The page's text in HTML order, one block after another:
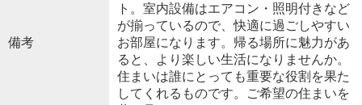
備考
ト。室内設備はエアコン・照明付きなど
が揃っているので、快適に過ごしやすい
お部屋になります。帰る場所に魅力があ
ると、より楽しい生活になりませんか。
住まいは誰にとっても重要な役割を果た
してくれるものです。ご希望の住まいを